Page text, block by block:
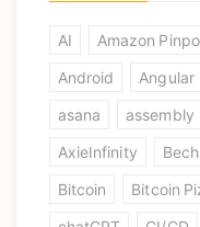
AI Amazon
Android
Angular
asana
assembly
AxieInfinity
Bitcoin
Bitcoin